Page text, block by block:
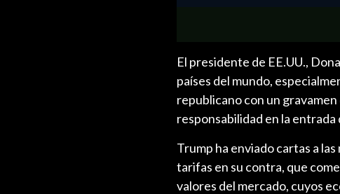
El presidente de EE.UU.,
países del mundo,
republicano con un
responsabilidad en la
Trump ha enviado cartas a
tarifas en su contra, que
valores del mercado, cuyos